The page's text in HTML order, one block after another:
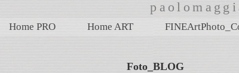
Home PRO Home ART
Foto_BLOG